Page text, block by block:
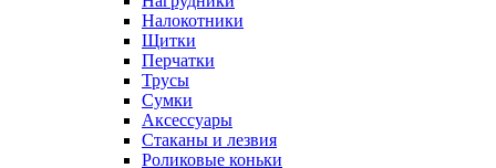
Налокотники
Щитки
Перчатки
Трусы
Сумки
Аксессуары
Стаканы и лезвия
Роликовые коньки